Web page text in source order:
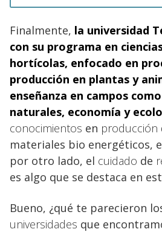
Finalmente, la universidad
con su programa en
hortícolas, enfocado en
producción en plantas y
enseñanza en campos
naturales, economía y
conocimientos en producción
materiales bio energéticos,
por otro lado, el cuidado de
es algo que se destaca en
Bueno, ¿qué te parecieron
universidades que